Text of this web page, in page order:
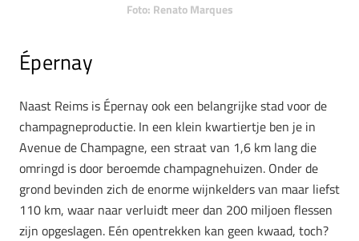
Foto: Renato Marques
Épernay
Naast Reims is Épernay ook een belangrijke stad voor de
champagneproductie. In een klein kwartiertje ben je in
Avenue de Champagne, een straat van 1,6 km lang die
omringd is door beroemde champagnehuizen. Onder de
grond bevinden zich de enorme wijnkelders van maar liefst
110 km, waar naar verluidt meer dan 200 miljoen flessen
zijn opgeslagen. Eén opentrekken kan geen kwaad, toch?